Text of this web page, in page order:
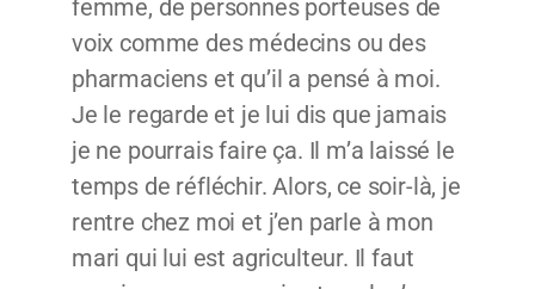
femme, de personnes porteuses de
voix comme des médecins ou des
pharmaciens et qu’il a pensé à moi.
Je le regarde et je lui dis que jamais
je ne pourrais faire ça. Il m’a laissé le
temps de réfléchir. Alors, ce soir-là, je
rentre chez moi et j’en parle à mon
mari qui lui est agriculteur. Il faut